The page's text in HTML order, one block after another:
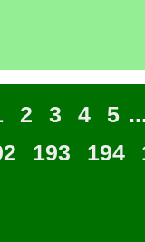
2 3 4 5
193 194